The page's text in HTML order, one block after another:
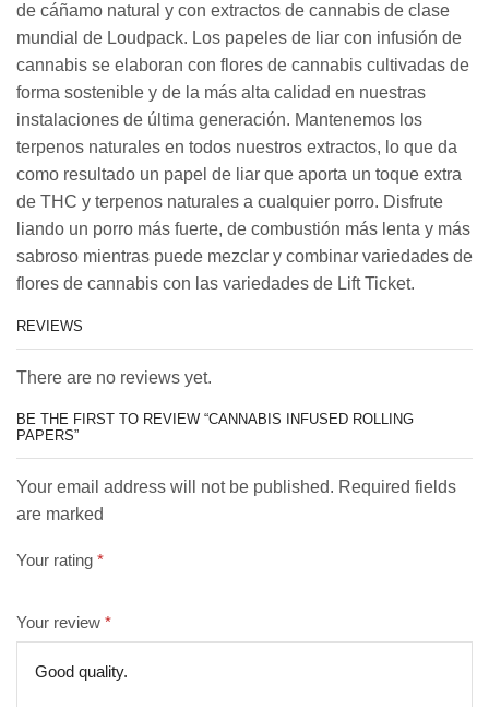
de cáñamo natural y con extractos de cannabis de clase
mundial de Loudpack. Los papeles de liar con infusión de
cannabis se elaboran con flores de cannabis cultivadas de
forma sostenible y de la más alta calidad en nuestras
instalaciones de última generación. Mantenemos los
terpenos naturales en todos nuestros extractos, lo que da
como resultado un papel de liar que aporta un toque extra
de THC y terpenos naturales a cualquier porro. Disfrute
liando un porro más fuerte, de combustión más lenta y más
sabroso mientras puede mezclar y combinar variedades de
flores de cannabis con las variedades de Lift Ticket.
REVIEWS
There are no reviews yet.
BE THE FIRST TO REVIEW “CANNABIS INFUSED ROLLING
PAPERS”
Your email address will not be published. Required fields
are marked
Your rating *
Your review *